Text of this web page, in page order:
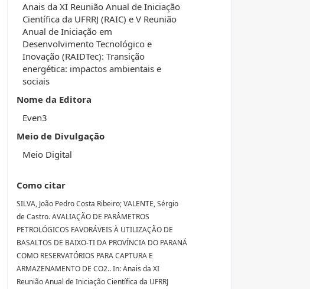
Anais da XI Reunião Anual de Iniciação
Científica da UFRRJ (RAIC) e V Reunião
Anual de Iniciação em
Desenvolvimento Tecnológico e
Inovação (RAIDTec): Transição
energética: impactos ambientais e
sociais
Nome da Editora
Even3
Meio de Divulgação
Meio Digital
Como citar
SILVA, João Pedro Costa Ribeiro; VALENTE, Sérgio
de Castro. AVALIAÇÃO DE PARÂMETROS
PETROLÓGICOS FAVORÁVEIS À UTILIZAÇÃO DE
BASALTOS DE BAIXO-TI DA PROVÍNCIA DO PARANÁ
COMO RESERVATÓRIOS PARA CAPTURA E
ARMAZENAMENTO DE CO2.. In: Anais da XI
Reunião Anual de Iniciação Científica da UFRRJ